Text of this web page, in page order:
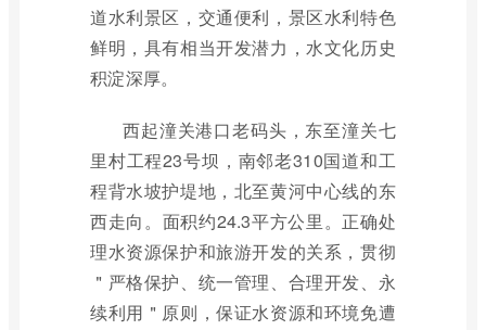
道水利景区，交通便利，景区水利特色
鲜明，具有相当开发潜力，水文化历史
积淀深厚。
西起潼关港口老码头，东至潼关七
里村工程23号坝，南邻老310国道和工
程背水坡护堤地，北至黄河中心线的东
西走向。面积约24.3平方公里。正确处
理水资源保护和旅游开发的关系，贯彻
＂严格保护、统一管理、合理开发、永
续利用＂原则，保证水资源和环境免遭